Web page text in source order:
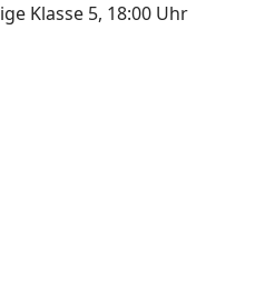
Klasse 5, 18:00 Uhr